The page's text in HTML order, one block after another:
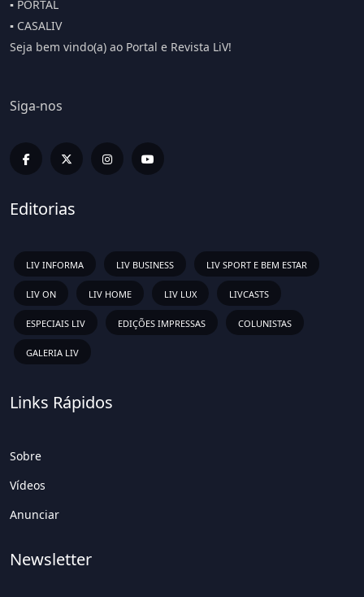
▪️ PORTAL
▪️ CASALIV
Seja bem vindo(a) ao Portal e Revista LiV!
Siga-nos
Editorias
LIV INFORMA LIV BUSINESS LIV SPORT E BEM ESTAR
LIV ON LIV HOME LIV LUX LIVCASTS
ESPECIAIS LIV EDIÇÕES IMPRESSAS COLUNISTAS
GALERIA LIV
Links Rápidos
Sobre
Vídeos
Anunciar
Newsletter